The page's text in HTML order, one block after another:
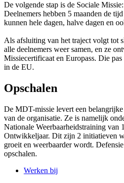
De volgende stap is de Sociale
Deelnemers hebben 5 maanden de
kunnen hele dagen, halve dagen en
Als afsluiting van het traject volgt tot
alle deelnemers weer samen, en ze
Missiecertificaat en Europass. Die
in de EU.
Opschalen
De MDT-missie levert een
van de organisatie. Ze is namelijk
Nationale Weerbaarheidstraining van
Ontwikkeljaar. Dit zijn 2 initiatieven
groeit en weerbaarder wordt.
opschalen.
Werken bij